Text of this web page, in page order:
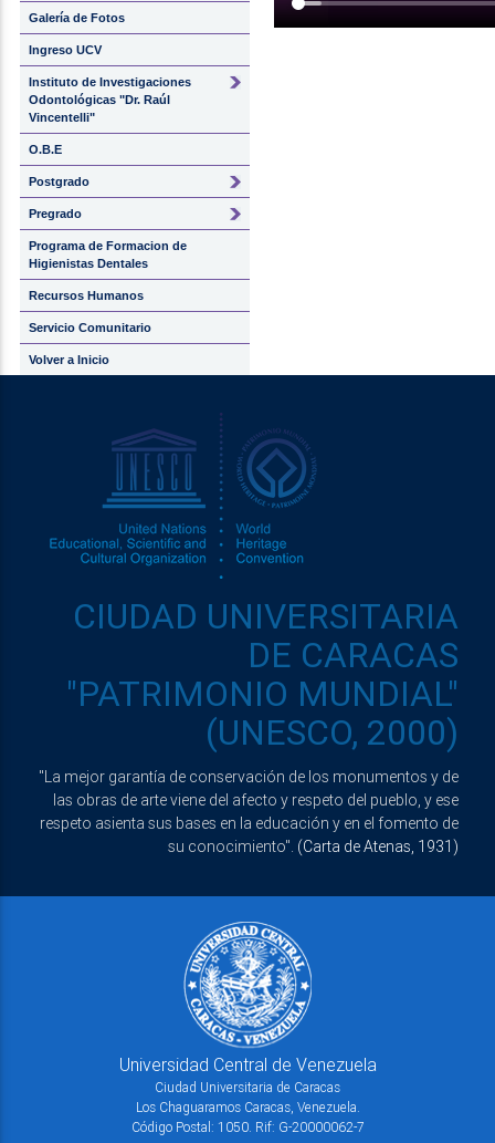
Galería de Fotos
Ingreso UCV
Instituto de Investigaciones
Odontológicas "Dr. Raúl
Vincentelli"
O.B.E
Postgrado
Pregrado
Programa de Formacion de
Higienistas Dentales
Recursos Humanos
Servicio Comunitario
Volver a Inicio
CIUDAD UNIVERSITARIA
DE CARACAS
"PATRIMONIO MUNDIAL"
(UNESCO, 2000)
"La mejor garantía de conservación de los monumentos y de
las obras de arte viene del afecto y respeto del pueblo, y ese
respeto asienta sus bases en la educación y en el fomento de
su conocimiento". (Carta de Atenas, 1931)
Universidad Central de Venezuela
Ciudad Universitaria de Caracas
Los Chaguaramos Caracas, Venezuela.
Código Postal: 1050. Rif: G-20000062-7